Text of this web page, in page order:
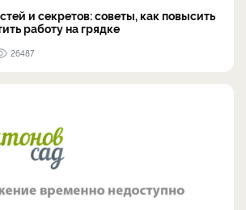
и секретов: советы, как повысить
работу на грядке
26487